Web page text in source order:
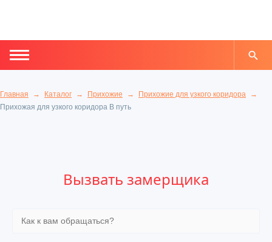
Главная Каталог Прихожие
Прихожие для узкого коридора
Прихожая для узкого коридора В путь
Вызвать замерщика